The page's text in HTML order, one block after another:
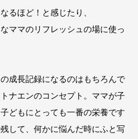
るほど！と感じたり、
ママのリフレッシュの場に使っ
成長記録になるのはもちろんで
ナエンのコンセプト。ママが子
どもにとっても一番の栄養です
して、何かに悩んだ時にふと写